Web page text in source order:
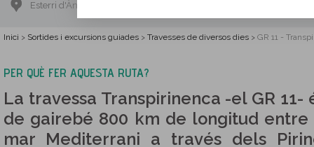
Esterri d'Àneu, Pallars Sobirà, Lleida
Inici > Sortides i excursions guiades > Travesses de diversos dies > GR 11 -
PER QUÈ FER AQUESTA RUTA?
La travessa Transpirinenca -el GR
de gairebé 800 km de longitud
mar Mediterrani a través dels